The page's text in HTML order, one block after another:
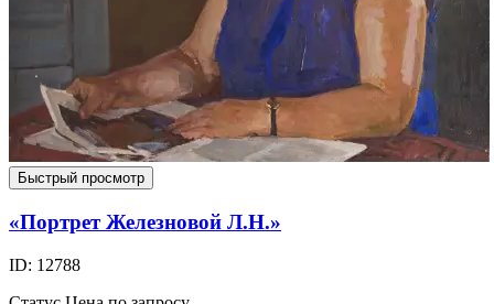
Быстрый просмотр
«Портрет Железновой Л.Н.»
ID: 12788